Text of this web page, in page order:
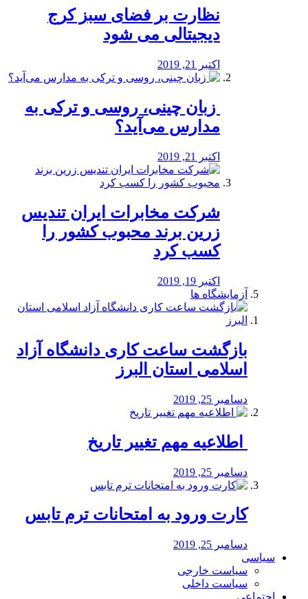
نظارت بر فضای سبز کرج
دیجیتالی می شود
اکتبر 21, 2019
️ زبان چینی، روسی و ترکی به
مدارس می‌آید؟
اکتبر 21, 2019
شرکت مخابرات ایران تندیس
زرین برند محبوب کشور را
کسب کرد
اکتبر 19, 2019
آزمایشگاه ها
بازگشت ساعت کاری دانشگاه آزاد
اسلامی استان البرز
دسامبر 25, 2019
️ اطلاعیه مهم تغییر تاریخ
دسامبر 25, 2019
کارت ورود به امتحانات ترم تابس
دسامبر 25, 2019
سیاسی
سیاست خارجی
سیاست داخلی